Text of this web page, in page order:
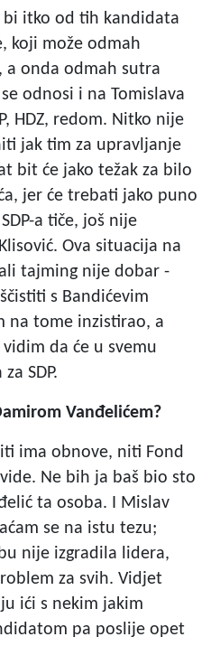
bi itko od tih kandidata
koji može odmah
onda odmah sutra
odnosi i na Tomislava
HDZ, redom. Nitko nije
jak tim za upravljanje
bit će jako težak za bilo
jer će trebati jako puno
a tiče, još nije
Ova situacija na
tajming nije dobar -
s Bandićevim
na tome inzistirao, a
da će u svemu
SDP.
Vanđelićem?
ima obnove, niti Fond
Ne bih ja baš bio sto
ta osoba. I Mislav
se na istu tezu;
nije izgradila lidera,
za svih. Vidjet
ići s nekim jakim
pa poslije opet